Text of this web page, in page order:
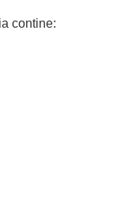
contine: